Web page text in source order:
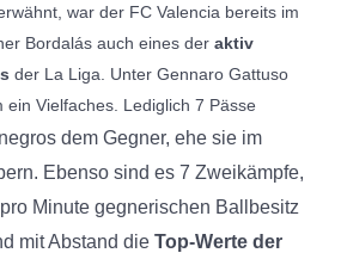
war der FC Valencia bereits im
Bordalás auch eines der aktiv
der La Liga. Unter Gennaro Gattuso
Vielfaches. Lediglich 7 Pässe
dem Gegner, ehe sie im
Ebenso sind es 7 Zweikämpfe,
Minute gegnerischen Ballbesitz
mit Abstand die Top-Werte der